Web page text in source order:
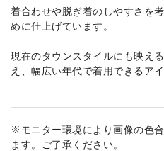
着合わせや脱ぎ着のしやすさを
めに仕上げています。
現在のタウンスタイルにも映え
え、幅広い年代で着用できるアイ
※モニター環境により画像の色
ます。ご了承ください。